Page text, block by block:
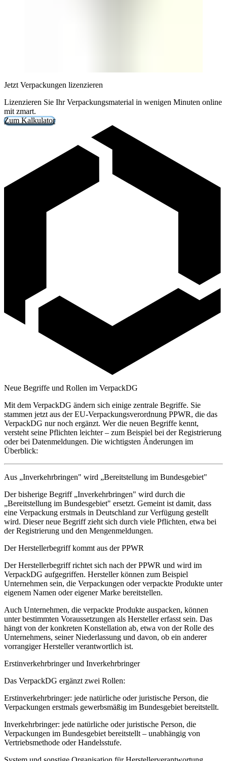
Jetzt Verpackungen lizenzieren
Lizenzieren Sie Ihr Verpackungsmaterial in wenigen Minuten online
mit zmart.
Zum Kalkulator
Neue Begriffe und Rollen im VerpackDG
Mit dem VerpackDG ändern sich einige zentrale Begriffe. Sie
stammen jetzt aus der EU-Verpackungsverordnung PPWR, die das
VerpackDG nur noch ergänzt. Wer die neuen Begriffe kennt,
versteht seine Pflichten leichter – zum Beispiel bei der Registrierung
oder bei Datenmeldungen. Die wichtigsten Änderungen im
Überblick:
Aus „Inverkehrbringen" wird „Bereitstellung im Bundesgebiet"
Der bisherige Begriff „Inverkehrbringen" wird durch die
„Bereitstellung im Bundesgebiet" ersetzt. Gemeint ist damit, dass
eine Verpackung erstmals in Deutschland zur Verfügung gestellt
wird. Dieser neue Begriff zieht sich durch viele Pflichten, etwa bei
der Registrierung und den Mengenmeldungen.
Der Herstellerbegriff kommt aus der PPWR
Der Herstellerbegriff richtet sich nach der PPWR und wird im
VerpackDG aufgegriffen. Hersteller können zum Beispiel
Unternehmen sein, die Verpackungen oder verpackte Produkte unter
eigenem Namen oder eigener Marke bereitstellen.
Auch Unternehmen, die verpackte Produkte auspacken, können
unter bestimmten Voraussetzungen als Hersteller erfasst sein. Das
hängt von der konkreten Konstellation ab, etwa von der Rolle des
Unternehmens, seiner Niederlassung und davon, ob ein anderer
vorrangiger Hersteller verantwortlich ist.
Erstinverkehrbringer und Inverkehrbringer
Das VerpackDG ergänzt zwei Rollen:
Erstinverkehrbringer: jede natürliche oder juristische Person, die
Verpackungen erstmals gewerbsmäßig im Bundesgebiet bereitstellt.
Inverkehrbringer: jede natürliche oder juristische Person, die
Verpackungen im Bundesgebiet bereitstellt – unabhängig von
Vertriebsmethode oder Handelsstufe.